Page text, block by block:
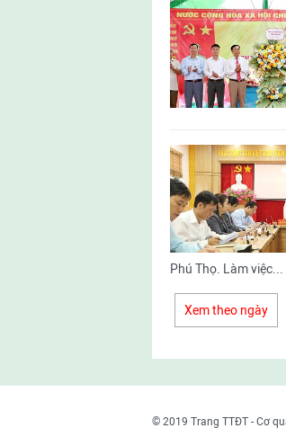
Phú Thọ. Làm việc...
Xem theo ngày
© 2019 Trang TTĐT - Cơ